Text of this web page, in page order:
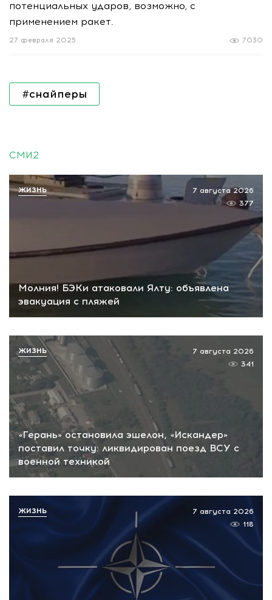
потенциальных ударов, возможно, с
применением ракет.
7030
27 февраля 2025
#снайперы
СМИ2
Молния! БЭКи атаковали Ялту: объявлена
эвакуация с пляжей
7 августа 2026
377
ЖИЗНЬ
«Герань» остановила эшелон, «Искандер»
поставил точку: ликвидирован поезд ВСУ с
военной техникой
7 августа 2026
341
ЖИЗНЬ
7 августа 2026
118
ЖИЗНЬ